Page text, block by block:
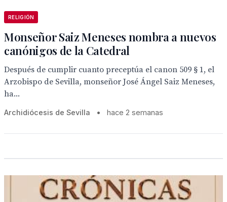
RELIGIÓN
Monseñor Saiz Meneses nombra a nuevos
canónigos de la Catedral
Después de cumplir cuanto preceptúa el canon 509 § 1, el
Arzobispo de Sevilla, monseñor José Ángel Saiz Meneses,
ha...
Archidiócesis de Sevilla • hace 2 semanas